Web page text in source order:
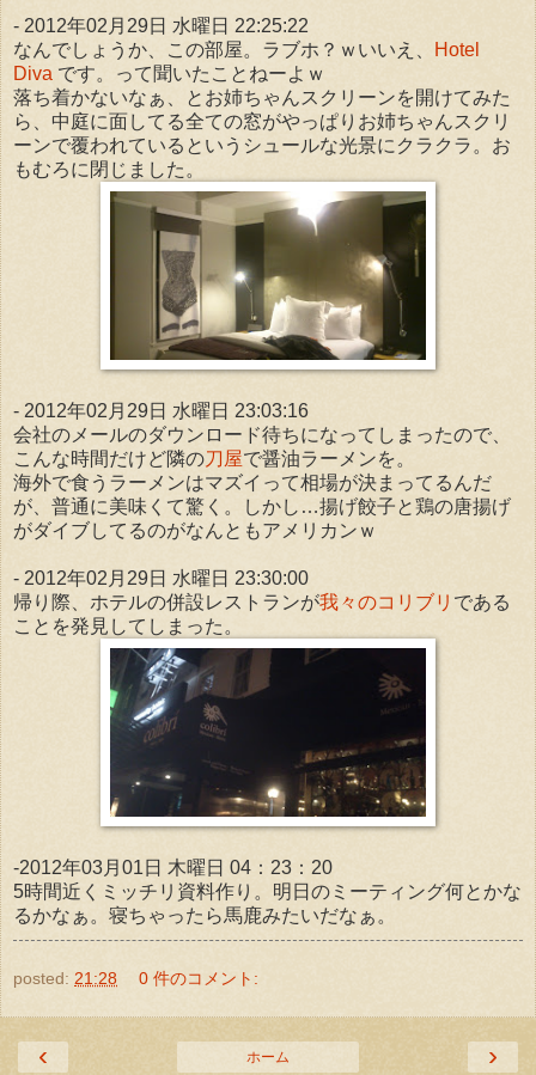
- 2012年02月29日 水曜日 22:25:22
なんでしょうか、この部屋。ラブホ？ｗいいえ、
Hotel
Diva です。って聞いたことねーよｗ
落ち着かないなぁ、とお姉ちゃんスクリーンを開けてみた
ら、中庭に面してる全ての窓がやっぱりお姉ちゃんスクリ
ーンで覆われているというシュールな光景にクラクラ。お
もむろに閉じました。
- 2012年02月29日 水曜日 23:03:16
会社のメールのダウンロード待ちになってしまったので、
こんな時間だけど隣の刀屋で醤油ラーメンを。
海外で食うラーメンはマズイって相場が決まってるんだ
が、普通に美味くて驚く。しかし…揚げ餃子と鶏の唐揚げ
がダイブしてるのがなんともアメリカンｗ
- 2012年02月29日 水曜日 23:30:00
帰り際、ホテルの併設レストランが我々のコリブリ である
ことを発見してしまった。
-2012年03月01日 木曜日 04：23：20
5時間近くミッチリ資料作り。明日のミーティング何とかな
るかなぁ。寝ちゃったら馬鹿みたいだなぁ。
posted: 21:28 0 件のコメント:
‹ ›
ホーム